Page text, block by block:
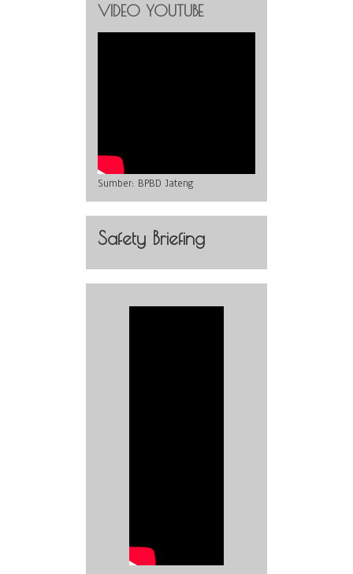
VIDEO YOUTUBE
Sumber: BPBD Jateng
Safety Briefing